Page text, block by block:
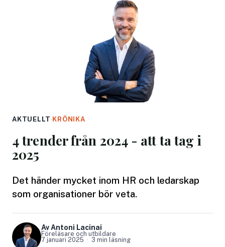
AKTUELLT · KRÖNIKA
4 trender från 2024 - att ta tag i
2025
Det händer mycket inom HR och ledarskap
som organisationer bör veta.
Av Antoni Lacinai
Föreläsare och utbildare
7 januari 2025
3 min läsning